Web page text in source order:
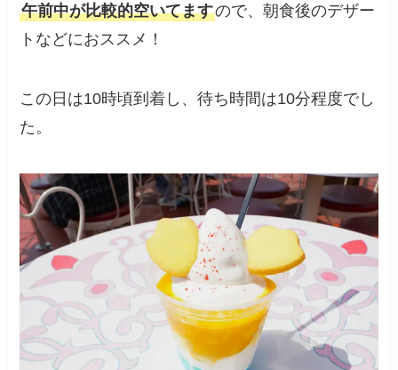
午前中が比較的空いてますので、朝食後のデザー
トなどにおススメ！
この日は10時頃到着し、待ち時間は10分程度でし
た。